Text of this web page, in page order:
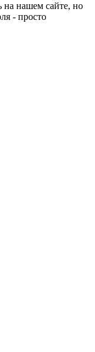
на нашем сайте, но
- просто